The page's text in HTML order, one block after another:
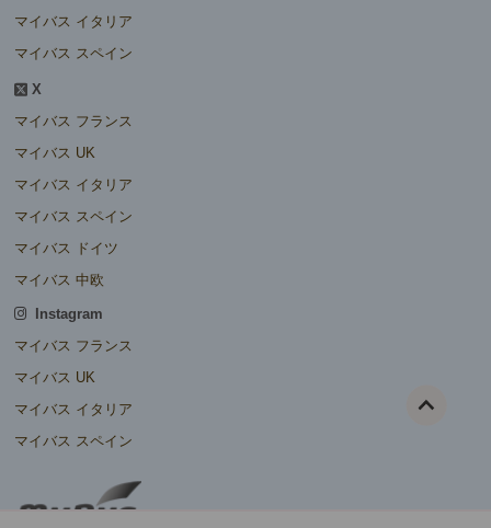
マイバス イタリア
マイバス スペイン
X
マイバス フランス
マイバス UK
マイバス イタリア
マイバス スペイン
マイバス ドイツ
マイバス 中欧
Instagram
マイバス フランス
マイバス UK
マイバス イタリア
マイバス スペイン